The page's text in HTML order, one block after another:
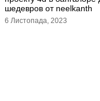
шедевров от neelkanth
6 Листопада, 2023